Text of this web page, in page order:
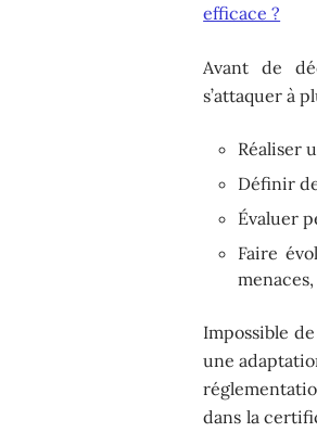
efficace ?
Avant de
s’attaquer à
Réaliser
Définir
Évaluer
Faire
Impossible
une
dans la